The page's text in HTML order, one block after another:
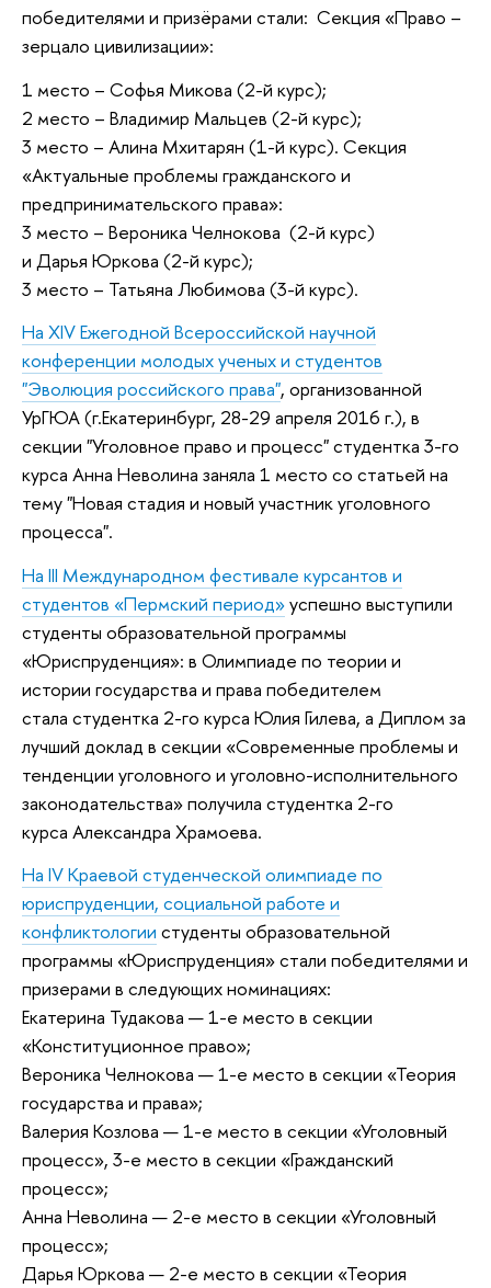
победителями и призёрами стали: Секция «Право –
зерцало цивилизации»:
1 место – Софья Микова (2-й курс);
2 место – Владимир Мальцев (2-й курс);
3 место – Алина Мхитарян (1-й курс). Секция
«Актуальные проблемы гражданского и
предпринимательского права»:
3 место – Вероника Челнокова (2-й курс)
и Дарья Юркова (2-й курс);
3 место – Татьяна Любимова (3-й курс).
На XIV Ежегодной Всероссийской научной
конференции молодых ученых и студентов
"Эволюция российского права", организованной
УрГЮА (г.Екатеринбург, 28-29 апреля 2016 г.), в
секции "Уголовное право и процесс" студентка 3-го
курса Анна Неволина заняла 1 место со статьей на
тему "Новая стадия и новый участник уголовного
процесса".
На III Международном фестивале курсантов и
студентов «Пермский период»успешно выступили
студенты образовательной программы
«Юриспруденция»: в Олимпиаде по теории и
истории государства и права победителем
стала студентка 2-го курса Юлия Гилева, а Диплом за
лучший доклад в секции «Современные проблемы и
тенденции уголовного и уголовно-исполнительного
законодательства» получила студентка 2-го
курса Александра Храмоева.
На IV Краевой студенческой олимпиаде по
юриспруденции, социальной работе и
конфликтологии студенты образовательной
программы «Юриспруденция» стали победителями и
призерами в следующих номинациях:
Екатерина Тудакова — 1-е место в секции
«Конституционное право»;
Вероника Челнокова — 1-е место в секции «Теория
государства и права»;
Валерия Козлова — 1-е место в секции «Уголовный
процесс», 3-е место в секции «Гражданский
процесс»;
Анна Неволина — 2-е место в секции «Уголовный
процесс»;
Дарья Юркова — 2-е место в секции «Теория